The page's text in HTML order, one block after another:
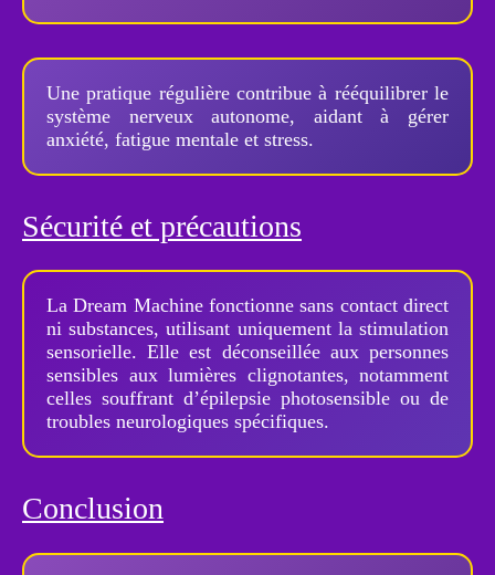
Une pratique régulière contribue à rééquilibrer le
système nerveux autonome, aidant à gérer
anxiété, fatigue mentale et stress.
Sécurité et précautions
La Dream Machine fonctionne sans contact direct
ni substances, utilisant uniquement la stimulation
sensorielle. Elle est déconseillée aux personnes
sensibles aux lumières clignotantes, notamment
celles souffrant d’épilepsie photosensible ou de
troubles neurologiques spécifiques.
Conclusion